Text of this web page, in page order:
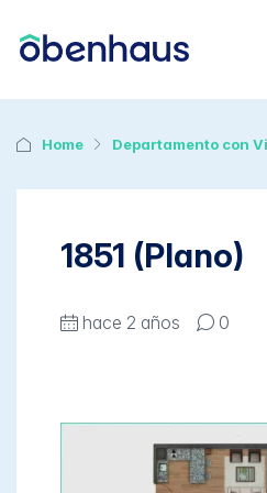
Home Departamento con
1851 (Plano)
hace 2 años 0